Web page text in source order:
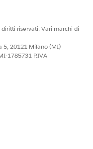
IL PROBLEMA?
migliorare!
riservati. Vari marchi di
5, 20121 Milano (MI)
1785731 P.IVA